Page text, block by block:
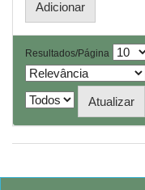
Resultados/Página